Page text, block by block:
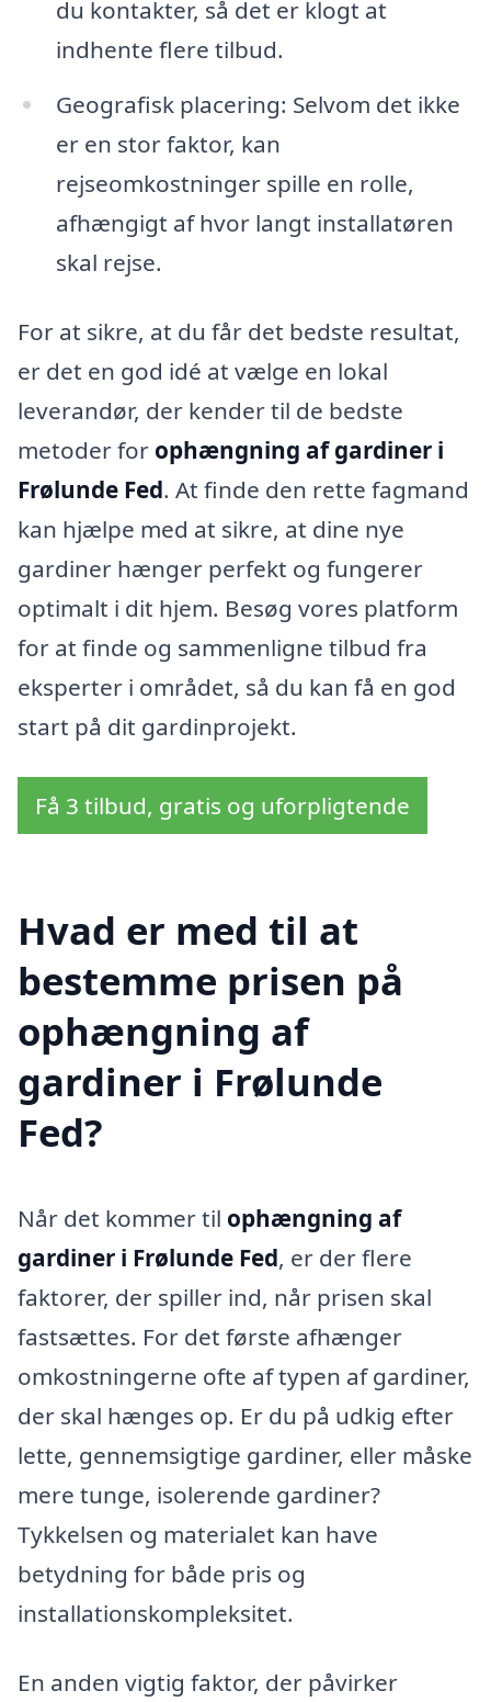
du kontakter, så det er klogt at
indhente flere tilbud.
Geografisk placering: Selvom det ikke
er en stor faktor, kan
rejseomkostninger spille en rolle,
afhængigt af hvor langt installatøren
skal rejse.
For at sikre, at du får det bedste resultat,
er det en god idé at vælge en lokal
leverandør, der kender til de bedste
metoder for ophængning af gardiner i
Frølunde Fed. At finde den rette fagmand
kan hjælpe med at sikre, at dine nye
gardiner hænger perfekt og fungerer
optimalt i dit hjem. Besøg vores platform
for at finde og sammenligne tilbud fra
eksperter i området, så du kan få en god
start på dit gardinprojekt.
Få 3 tilbud, gratis og uforpligtende
Hvad er med til at
bestemme prisen på
ophængning af
gardiner i Frølunde
Fed?
Når det kommer til ophængning af
gardiner i Frølunde Fed, er der flere
faktorer, der spiller ind, når prisen skal
fastsættes. For det første afhænger
omkostningerne ofte af typen af gardiner,
der skal hænges op. Er du på udkig efter
lette, gennemsigtige gardiner, eller måske
mere tunge, isolerende gardiner?
Tykkelsen og materialet kan have
betydning for både pris og
installationskompleksitet.
En anden vigtig faktor, der påvirker